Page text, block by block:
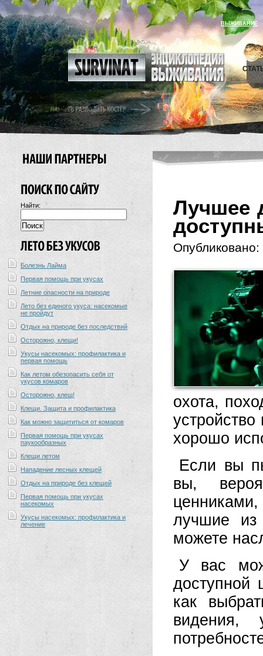
ВЫЖИВАНИЕ
Найти:
Болезнь Лайма
Первая помощь при укусах
Летние опасности на природе
Лето без единого укуса: насекомые
не пройдут
Отдых на природе без последствий
Осторожно, клещи!
Укусы насекомых: профилактика и
первая помощь
Как летом обезопасить себя от
укусов комаров
Осторожно, клещ!
Клещи. Защита и профилактика
Как можно защититься от комаров
Первая помощь при укусах
паукообразных
Клещи летом
Нападение лесных клещей
Отдых на природе без клещей
Первая помощь при укусах
насекомых
Укусы насекомых: профилактика и
лечение
Лучшее
Опубликовано:
охота,
хорошо
Если вы
вы,
лучшие
можете
У вас
как
видения,